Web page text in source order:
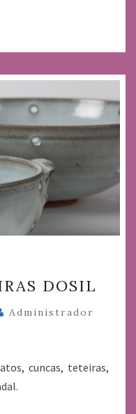
DOSIL
Administrador
cuncas, teteiras,